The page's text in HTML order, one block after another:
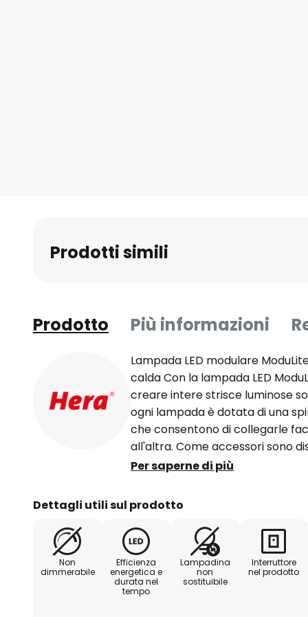
Prodotti simili
Prodotto Più informazioni
Lampada LED modulare
calda Con la lampada LED
creare intere strisce luminose
ogni lampada è dotata di una
che consentono di collegarle
all'altra. Come accessori sono
collegamento per colmare le
alluminio. I LED installati
un'illuminazione bianca calda
si distinguono per la lunga
(CRI 90). Per il collegamento a
collegamento alla rete elettrica,
(vedere accessori). A seconda
preferito, sono disponibili un
Per saperne di più
Dettagli utili sul prodotto
Non
dimmerabile
Efficienza
energetica e
durata nel
tempo
Lampadina
non
sostituibile
Interruttore
nel prodotto